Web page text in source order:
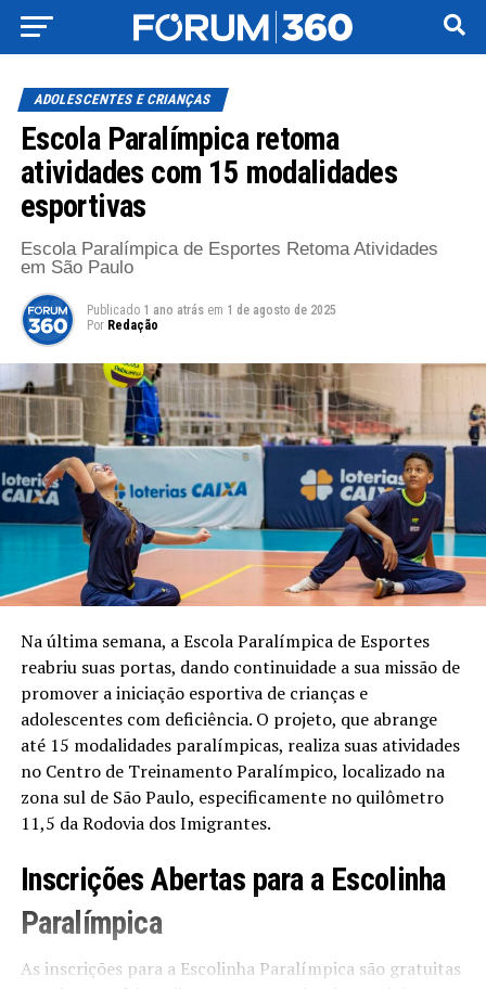
ADOLESCENTES E CRIANÇAS
Escola Paralímpica retoma
atividades com 15 modalidades
esportivas
Escola Paralímpica de Esportes Retoma Atividades
em São Paulo
Publicado 1 ano atrás em 1 de agosto de 2025
Por Redação
Na última semana, a Escola Paralímpica de Esportes
reabriu suas portas, dando continuidade a sua missão de
promover a iniciação esportiva de crianças e
adolescentes com deficiência. O projeto, que abrange
até 15 modalidades paralímpicas, realiza suas atividades
no Centro de Treinamento Paralímpico, localizado na
zona sul de São Paulo, especificamente no quilômetro
11,5 da Rodovia dos Imigrantes.
Inscrições Abertas para a Escolinha
Paralímpica
As inscrições para a Escolinha Paralímpica são gratuitas